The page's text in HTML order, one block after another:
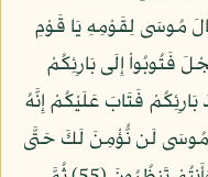
تَهْتَدُونَ (53) وَإِذْ قَالَ مُوسَى لِقَوْمِهِ يَا قَوْمِ
فَتُوبُواْ إِلَى بَارِئِكُمْ
فَتَابَ عَلَيْكُمْ إِنَّهُ
وَإِذْ قُلْتُمْ يَا مُوسَى لَن نُّؤْمِنَ لَكَ حَتَّى